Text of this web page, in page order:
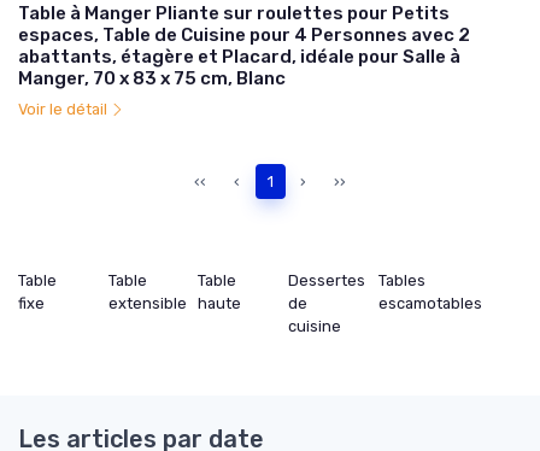
Table à Manger Pliante sur roulettes pour Petits
espaces, Table de Cuisine pour 4 Personnes avec 2
abattants, étagère et Placard, idéale pour Salle à
Manger, 70 x 83 x 75 cm, Blanc
Voir le détail
‹‹ ‹ 1 › ››
Table
fixe
Table
extensible
Table
haute
Dessertes
de
cuisine
Tables
escamotables
Les articles par date